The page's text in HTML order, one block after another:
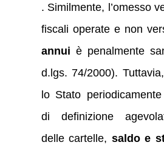
. Similmente, l’omesso
fiscali operate e non
annui è penalmente
d.lgs. 74/2000).
lo Stato
di definizione
delle cartelle, saldo e